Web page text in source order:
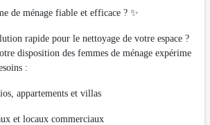
de ménage fiable et efficace ? ✨
rapide pour le nettoyage de votre espace ?
disposition des femmes de ménage expérime
:
appartements et villas
et locaux commerciaux